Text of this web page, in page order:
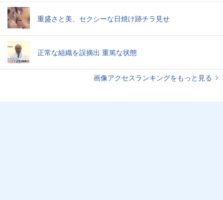
重盛さと美、セクシーな日焼け跡チラ見せ
正常な組織を誤摘出 重篤な状態
画像アクセスランキングをもっと見る